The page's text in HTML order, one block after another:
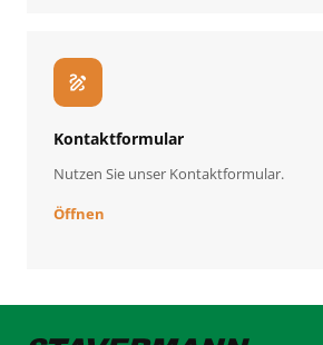
draw
Kontaktformular
Nutzen Sie unser Kontaktformular.
Öffnen